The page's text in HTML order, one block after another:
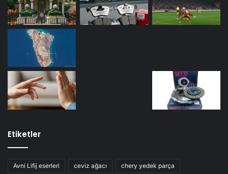
Etiketler
Avni Lifij eserleri ceviz ağacı chery yedek parça